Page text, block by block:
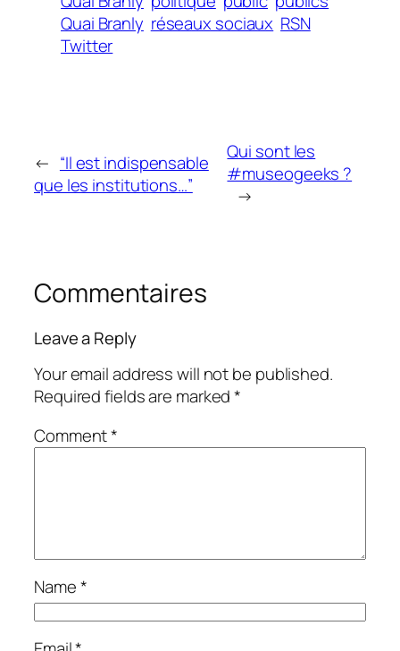
Quai Branly réseaux sociaux RSN
Twitter
← “Il est indispensable
que les institutions…”
Qui sont les
#museogeeks ?
→
Commentaires
Leave a Reply
Your email address will not be published.
Required fields are marked*
Comment*
Name*